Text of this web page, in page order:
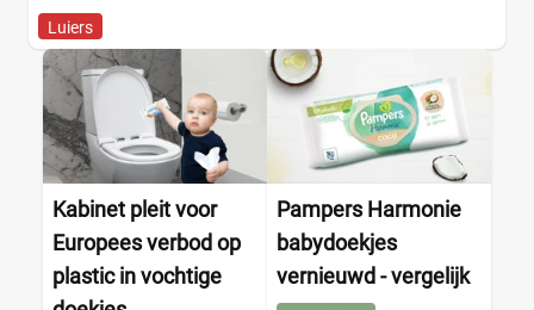
Luiers
Kabinet pleit voor
Europees verbod op
plastic in vochtige
Pampers Harmonie
babydoekjes
vernieuwd - vergelijk